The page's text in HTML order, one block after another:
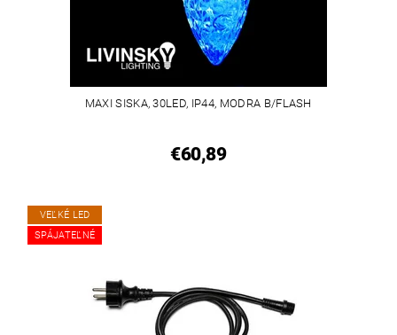
MAXI SISKA, 30LED, IP44, MODRA B/FLASH
€60,89
VEĽKÉ LED
SPÁJATEĽNÉ